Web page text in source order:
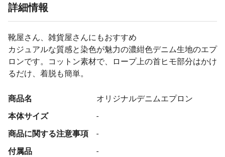
詳細情報
靴屋さん、雑貨屋さんにもおすすめ
カジュアルな質感と染色が魅力の濃紺色デニム生地のエプ
ロンです。コットン素材で、ロープ上の首ヒモ部分はかけ
るだけ、着脱も簡単。
商品名
オリジナルデニムエプロン
本体サイズ
-
商品に関する注意事項
-
付属品
-